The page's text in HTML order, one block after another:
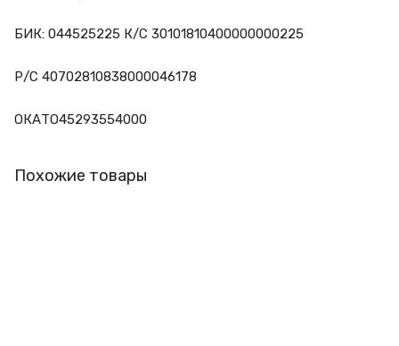
БИК: 044525225 К/С 30101810400000000225
Р/С 40702810838000046178
ОКАТО45293554000
Похожие товары